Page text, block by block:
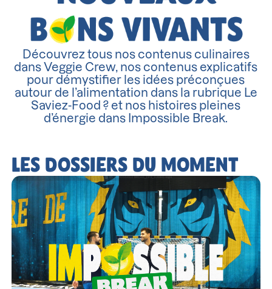
Découvrez tous nos contenus culinaires
dans Veggie Crew, nos contenus explicatifs
pour démystifier les idées préconçues
autour de l’alimentation dans la rubrique Le
Saviez-Food ? et nos histoires pleines
d’énergie dans Impossible Break.
LES DOSSIERS DU MOMENT